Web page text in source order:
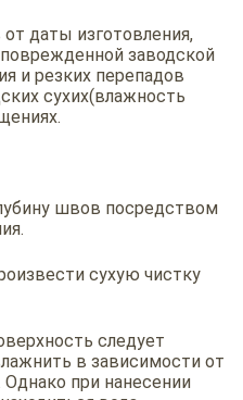
даты изготовления,
заводской
и резких перепадов
сухих(влажность
швов посредством
сухую чистку
следует
в зависимости от
при нанесении